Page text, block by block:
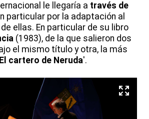
le llegaría a través de
particular por la adaptación al
ellas. En particular de su libro
(1983), de la que salieron dos
el mismo título y otra, la más
El cartero de Neruda'.